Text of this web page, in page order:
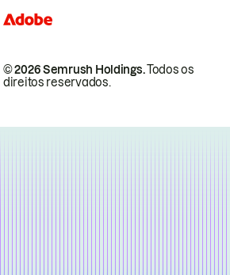
© 2026 Semrush Holdings.Todos os
direitos reservados.